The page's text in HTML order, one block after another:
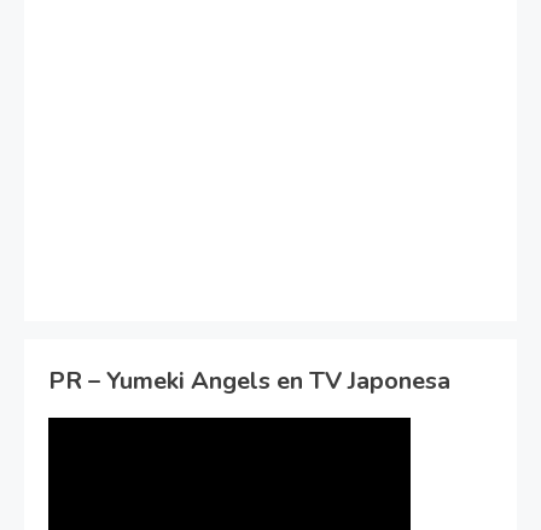
PR – Yumeki Angels en TV Japonesa